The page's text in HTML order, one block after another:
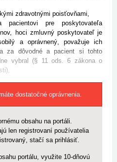
zdravotnými poisťovňami,
pacientovi pre poskytovateľa
hoci zmluvný poskytovateľ je
a oprávnený, považuje ich
za dôvodné a pacient si tohto
vybral (§ 11 ods. 6 zákona o
dostatočné oprávnenia.
obsahu na portáli.
len registrovaní používatelia
stačí sa prihlásiť.
portálu, využite 10-dňovú